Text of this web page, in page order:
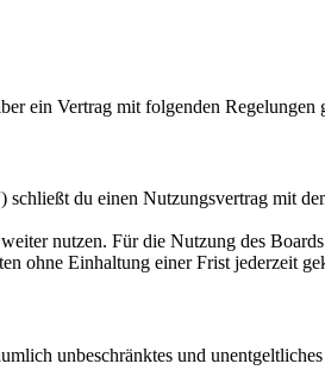
ein Vertrag mit folgenden Regelungen
du einen Nutzungsvertrag mit
nutzen. Für die Nutzung des
ohne Einhaltung einer Frist jederzeit
unbeschränktes und